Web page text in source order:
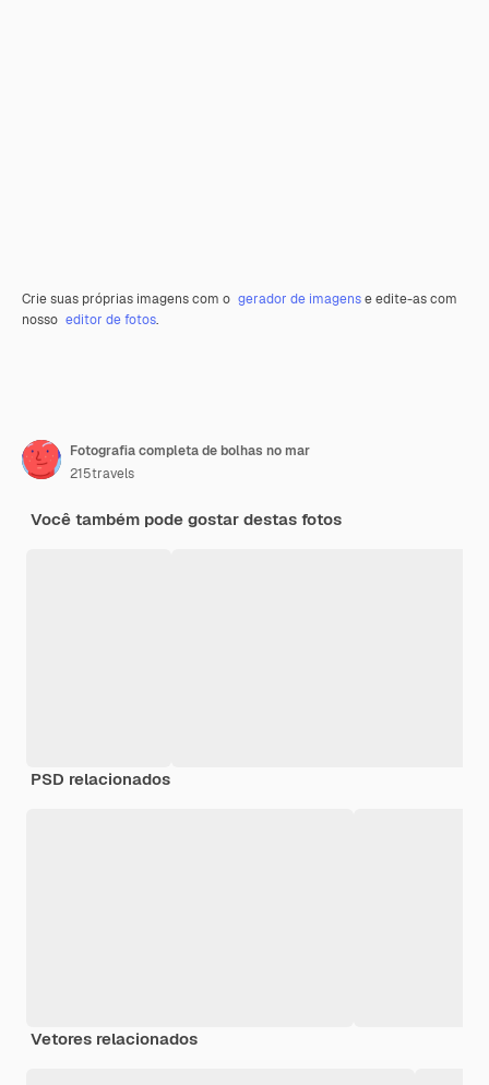
Crie suas próprias imagens com o gerador de imagense edite-as com
nosso editor de fotos.
Fotografia completa de bolhas no mar
215travels
Você também pode gostar destas fotos
PSD relacionados
Vetores relacionados